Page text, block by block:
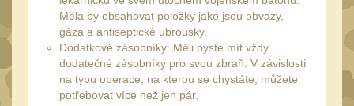
Monokuláry 5
Kolimátory
Zvětšovací moduly 5
LPVO21
Měla by obsahovat položky jako jsou obvazy,
gáza a antiseptické ubrousky.
Dodatkové zásobníky: Měli byste mít vždy
dodatečné zásobníky pro svou zbraň. V závislosti
na typu operace, na kterou se chystáte, můžete
potřebovat více než jen pár.